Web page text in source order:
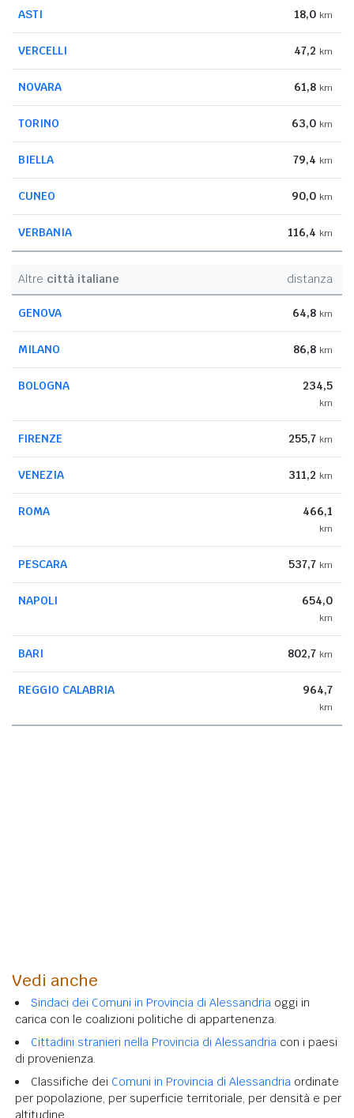
ASTI 18,0 km
VERCELLI 47,2 km
NOVARA 61,8 km
TORINO 63,0 km
BIELLA 79,4 km
CUNEO 90,0 km
VERBANIA 116,4 km
Altre città italiane distanza
GENOVA 64,8 km
MILANO 86,8 km
BOLOGNA 234,5
km
FIRENZE 255,7 km
VENEZIA 311,2 km
ROMA 466,1
km
PESCARA 537,7 km
NAPOLI 654,0
km
BARI 802,7 km
REGGIO CALABRIA 964,7
km
Vedi anche
Sindaci dei Comuni in Provincia di Alessandria oggi in
carica con le coalizioni politiche di appartenenza.
Cittadini stranieri nella Provincia di Alessandria con i paesi
di provenienza.
Classifiche dei Comuni in Provincia di Alessandria ordinate
per popolazione, per superficie territoriale, per densità e per
altitudine.